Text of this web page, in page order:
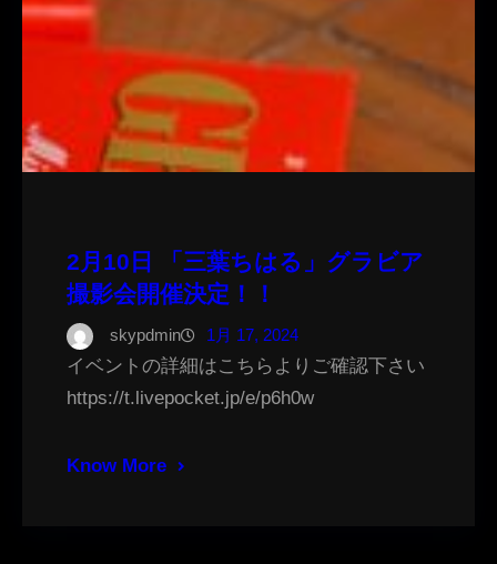
2月10日 「三葉ちはる」グラビア
撮影会開催決定！！
skypdmin 1月 17, 2024
イベントの詳細はこちらよりご確認下さい
https://t.livepocket.jp/e/p6h0w
Know More